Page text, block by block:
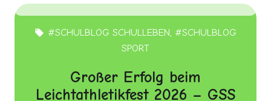
local_offer #SCHULBLOG SCHULLEBEN, #SCHULBLOG
SPORT
Großer Erfolg beim
Leichtathletikfest 2026 – GSS